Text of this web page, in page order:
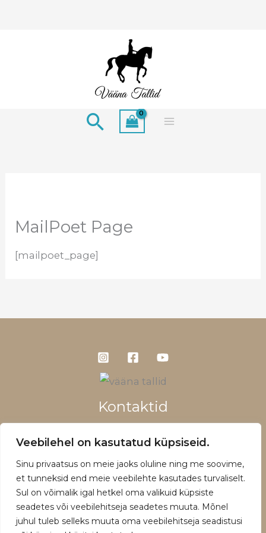
Veebilehel on kasutatud küpsiseid.
Sinu privaatsus on meie jaoks oluline ning me soovime,
et tunneksid end meie veebilehte kasutades turvaliselt.
Sul on võimalik igal hetkel oma valikuid küpsiste
seadetes või veebilehitseja seadetes muuta. Mõnel
juhul tuleb selleks muuta oma veebilehitseja seadistusi
Search
MailPoet Page
[mailpoet_page]
Kontaktid
+372 5660 1028
Müügitingimused ja privaatsuspoliitika